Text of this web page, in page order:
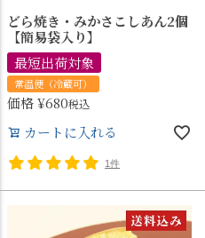
どら焼き・みかさこしあん2個
【簡易袋入り】
最短出荷対象
常温便（冷蔵可）
価格¥680税込
カートに入れる
1件